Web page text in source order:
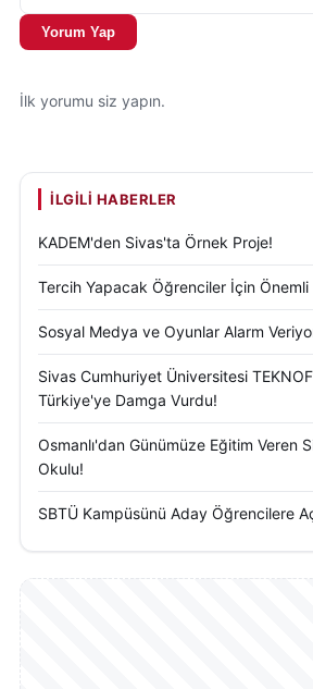
Yorum Yap
İlk yorumu siz yapın.
İLGILI HABERLER
KADEM'den Sivas'ta Örnek Proje!
Tercih Yapacak Öğrenciler İçin Önemli
Sosyal Medya ve Oyunlar Alarm
Sivas Cumhuriyet Üniversitesi
Türkiye'ye Damga Vurdu!
Osmanlı'dan Günümüze Eğitim Veren
Okulu!
SBTÜ Kampüsünü Aday Öğrencilere